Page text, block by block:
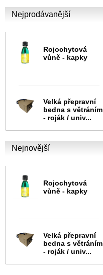
Nejprodávanější
Rojochytová
vůně - kapky
Velká přepravní
bedna s větráním
- roják / univ...
Nejnovější
Rojochytová
vůně - kapky
Velká přepravní
bedna s větráním
- roják / univ...